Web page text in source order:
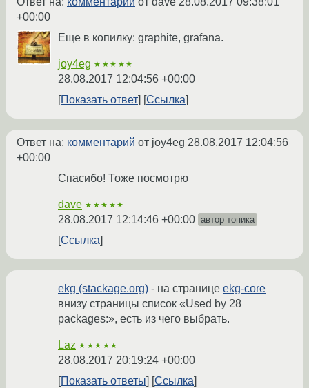
+00:00
Еще в копилку: graphite, grafana.
joy4eg ★★★★★
28.08.2017 12:04:56 +00:00
Показать ответ
Ссылка
Ответ на: комментарий от joy4eg 28.08.2017 12:04:56
+00:00
Спасибо! Тоже посмотрю
dave ★★★★★
28.08.2017 12:14:46 +00:00 автор топика
Ссылка
ekg (stackage.org) - на странице ekg-core
внизу страницы список «Used by 28
packages:», есть из чего выбрать.
Laz ★★★★★
28.08.2017 20:19:24 +00:00
Показать ответы
Ссылка